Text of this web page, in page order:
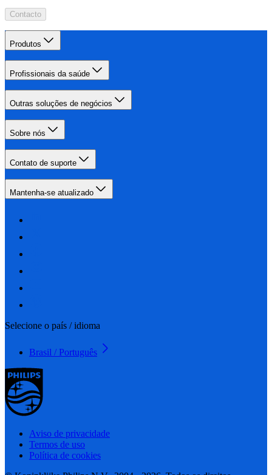
Contacto
Produtos
Profissionais da saúde
Outras soluções de negócios
Sobre nós
Contato de suporte
Mantenha-se atualizado
Selecione o país / idioma
Brasil / Português
Aviso de privacidade
Termos de uso
Política de cookies